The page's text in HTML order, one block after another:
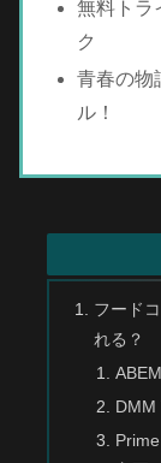
無料トラ
ク
青春の物
ル！
フード
れる？
DMM